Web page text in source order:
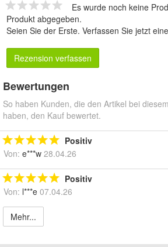
Es wurde noch keine
Produkt abgegeben.
Seien Sie der Erste. Verfassen Sie jetzt
Rezension verfassen
Bewertungen
So haben Kunden, die den Artikel bei
haben, den Kauf bewertet.
Positiv
Von: e***w 28.04.26
Positiv
Von: l***e 07.04.26
Mehr...